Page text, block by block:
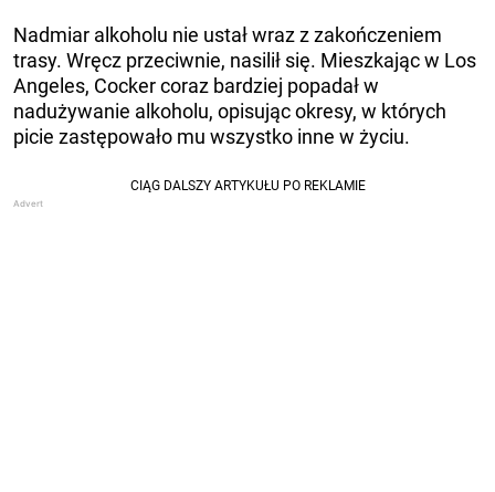
Nadmiar alkoholu nie ustał wraz z zakończeniem
trasy. Wręcz przeciwnie, nasilił się. Mieszkając w Los
Angeles, Cocker coraz bardziej popadał w
nadużywanie alkoholu, opisując okresy, w których
picie zastępowało mu wszystko inne w życiu.